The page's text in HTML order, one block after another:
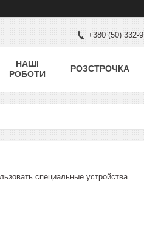
+380 (50) 332-
НАШІ
РОБОТИ
РОЗСТРОЧКА
специальные устройства.